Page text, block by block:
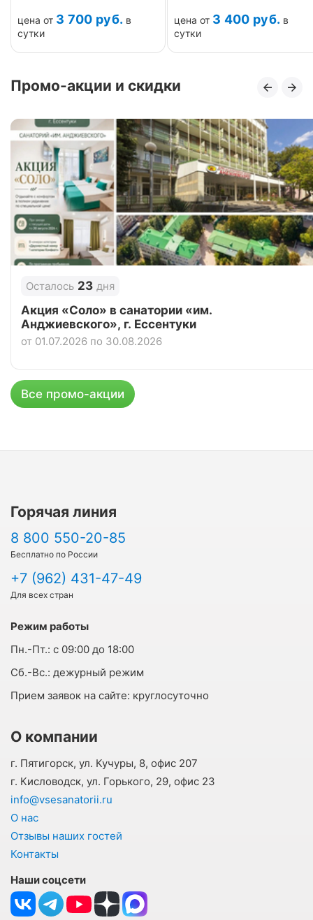
цена от 3 700 руб. в
сутки
цена от 3 400 руб. в
сутки
Промо-акции и скидки
Осталось 23 дня
Акция «Соло» в санатории «им.
Анджиевского», г. Ессентуки
от 01.07.2026 по 30.08.2026
Все промо-акции
Горячая линия
8 800 550-20-85
Бесплатно по России
+7 (962) 431-47-49
Для всех стран
Режим работы
Пн.-Пт.: с 09:00 до 18:00
Cб.-Вс.: дежурный режим
Прием заявок на сайте: круглосуточно
О компании
г. Пятигорск, ул. Кучуры, 8, офис 207
г. Кисловодск, ул. Горького, 29, офис 23
info@vsesanatorii.ru
О нас
Отзывы наших гостей
Контакты
Наши соцсети